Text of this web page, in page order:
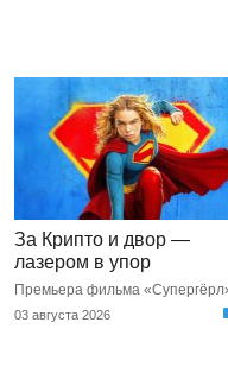
За Крипто и двор —
лазером в упор
Премьера фильма
03 августа 2026